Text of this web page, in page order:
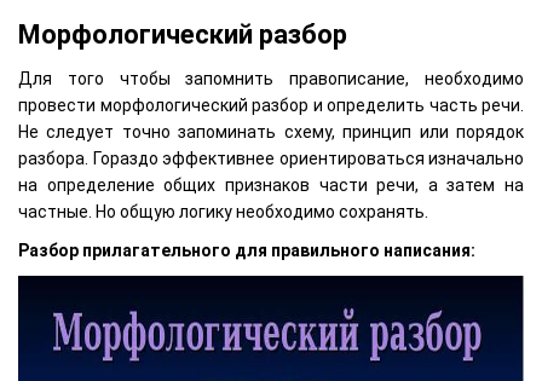
Морфологический разбор
Для того чтобы запомнить правописание, необходимо
провести морфологический разбор и определить часть речи.
Не следует точно запоминать схему, принцип или порядок
разбора. Гораздо эффективнее ориентироваться изначально
на определение общих признаков части речи, а затем на
частные. Но общую логику необходимо сохранять.
Разбор прилагательного для правильного написания: